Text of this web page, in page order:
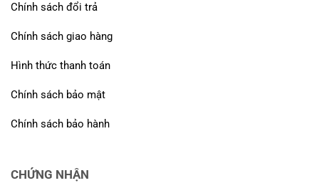
Chính sách đổi trả
Chính sách giao hàng
Hình thức thanh toán
Chính sách bảo mật
Chính sách bảo hành
CHỨNG NHẬN